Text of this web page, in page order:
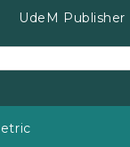
UdeM Publisher